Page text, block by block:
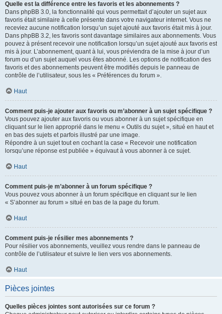
Quelle est la différence entre les favoris et les abonnements ?
Dans phpBB 3.0, la fonctionnalité qui vous permettait d’ajouter un sujet aux
favoris était similaire à celle présente dans votre navigateur internet. Vous ne
receviez aucune notification lorsqu’un sujet ajouté aux favoris était mis à jour.
Dans phpBB 3.2, les favoris sont davantage similaires aux abonnements. Vous
pouvez à présent recevoir une notification lorsqu’un sujet ajouté aux favoris est
mis à jour. L’abonnement, quant à lui, vous préviendra de la mise à jour d’un
forum ou d’un sujet auquel vous êtes abonné. Les options de notification des
favoris et des abonnements peuvent être modifiés depuis le panneau de
contrôle de l’utilisateur, sous les « Préférences du forum ».
Haut
Comment puis-je ajouter aux favoris ou m’abonner à un sujet spécifique ?
Vous pouvez ajouter aux favoris ou vous abonner à un sujet spécifique en
cliquant sur le lien approprié dans le menu « Outils du sujet », situé en haut et
en bas des sujets et parfois illustré par une image.
Répondre à un sujet tout en cochant la case « Recevoir une notification
lorsqu’une réponse est publiée » équivaut à vous abonner à ce sujet.
Haut
Comment puis-je m’abonner à un forum spécifique ?
Vous pouvez vous abonner à un forum spécifique en cliquant sur le lien
« S’abonner au forum » situé en bas de la page du forum.
Haut
Comment puis-je résilier mes abonnements ?
Pour résilier vos abonnements, veuillez vous rendre dans le panneau de
contrôle de l’utilisateur et suivre le lien vers vos abonnements.
Haut
Pièces jointes
Quelles pièces jointes sont autorisées sur ce forum ?